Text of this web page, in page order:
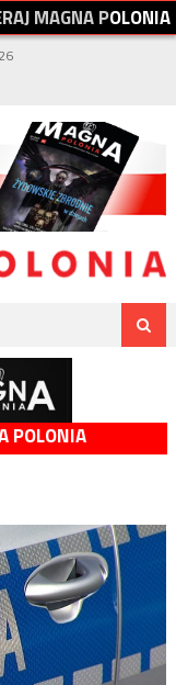
RAJMAGNAPOLONIA
POLONIA